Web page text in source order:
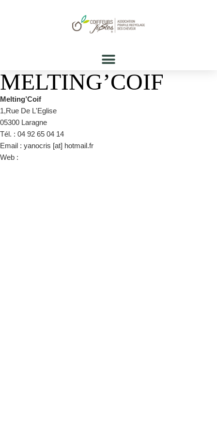
MELTING’COIF
Melting’Coif
1,Rue De L'Eglise
05300 Laragne
Tél. : 04 92 65 04 14
Email : yanocris [at] hotmail.fr
Web :